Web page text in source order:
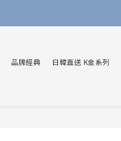
品牌經典 日韓直送 K金系列